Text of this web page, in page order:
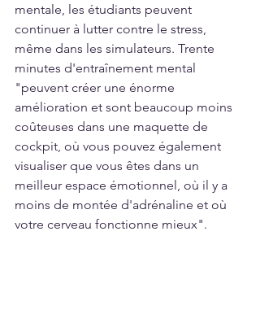
mentale, les étudiants peuvent
continuer à lutter contre le stress,
même dans les simulateurs. Trente
minutes d'entraînement mental
"peuvent créer une énorme
amélioration et sont beaucoup moins
coûteuses dans une maquette de
cockpit, où vous pouvez également
visualiser que vous êtes dans un
meilleur espace émotionnel, où il y a
moins de montée d'adrénaline et où
votre cerveau fonctionne mieux".